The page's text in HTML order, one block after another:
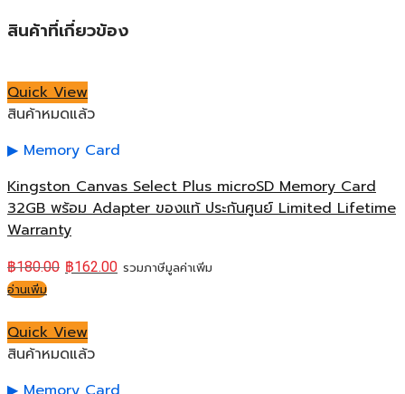
สินค้าที่เกี่ยวข้อง
Quick View
สินค้าหมดแล้ว
Memory Card
Kingston Canvas Select Plus microSD Memory Card
32GB พร้อม Adapter ของแท้ ประกันศูนย์ Limited Lifetime
Warranty
฿180.00 ฿162.00 รวมภาษีมูลค่าเพิ่ม
อ่านเพิ่ม
Quick View
สินค้าหมดแล้ว